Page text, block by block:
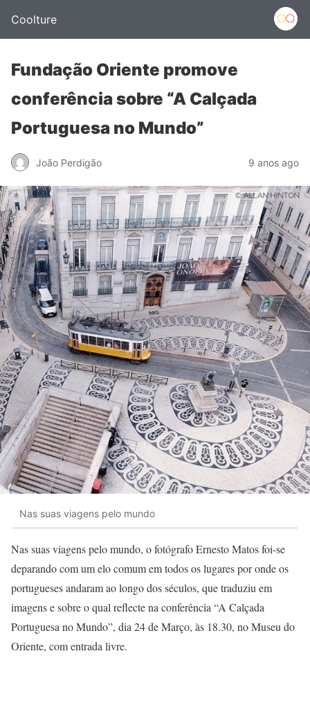
Coolture
Fundação Oriente promove
conferência sobre “A Calçada
Portuguesa no Mundo”
João Perdigão 9 anos ago
Nas suas viagens pelo mundo
Nas suas viagens pelo mundo, o fotógrafo Ernesto Matos foi-se
deparando com um elo comum em todos os lugares por onde os
portugueses andaram ao longo dos séculos, que traduziu em
imagens e sobre o qual reflecte na conferência “A Calçada
Portuguesa no Mundo”, dia 24 de Março, às 18.30, no Museu do
Oriente, com entrada livre.